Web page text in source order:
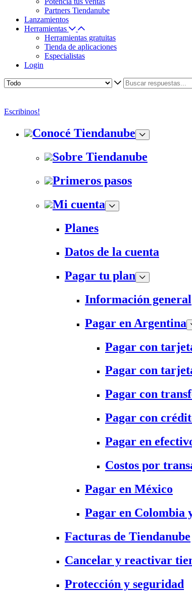
Partners Tiendanube
Lanzamientos
Herramientas
Herramientas gratuitas
Tienda de aplicaciones
Especialistas
Login
Escribinos!
Conocé Tiendanube
Sobre Tiendanube
Primeros pasos
Mi cuenta
Planes
Datos de la cuenta
Pagar tu plan
Información general
Pagar en Argentina
Pagar con
Pagar con
Pagar con
Pagar con
Pagar en
Costos por
Pagar en México
Pagar en Colombia
Facturas de Tiendanube
Cancelar y reactivar
Protección y seguridad